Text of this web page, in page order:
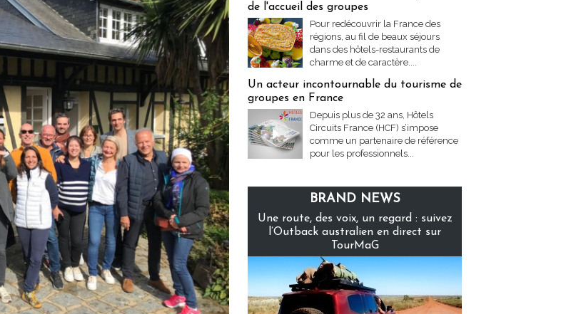
de l'accueil des groupes
Pour redécouvrir la France des
régions, au fil de beaux séjours
dans des hôtels-restaurants de
charme et de caractère....
Un acteur incontournable du tourisme de
groupes en France
Depuis plus de 32 ans, Hôtels
Circuits France (HCF) s’impose
comme un partenaire de référence
pour les professionnels...
BRAND NEWS
Une route, des voix, un regard : suivez
l’Outback australien en direct sur
TourMaG